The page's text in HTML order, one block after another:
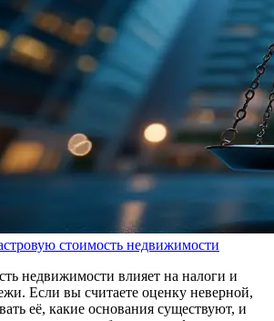
стоимость недвижимости
недвижимости влияет на налоги и
Если вы считаете оценку неверной,
её, какие основания существуют, и